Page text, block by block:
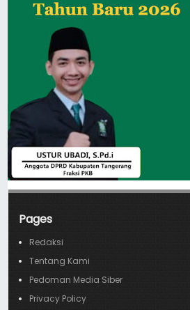
Pages
Redaksi
Tentang Kami
Pedoman Media Siber
Privacy Policy